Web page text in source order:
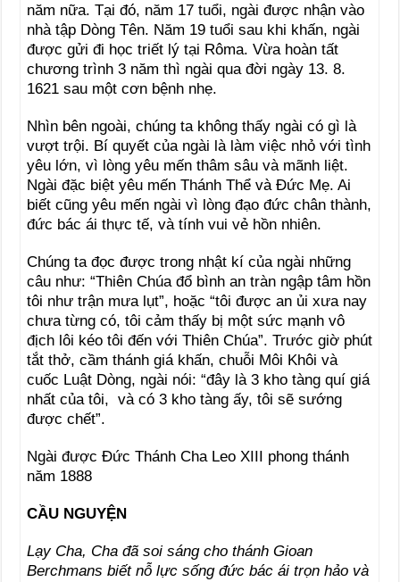
năm nữa. Tại đó, năm 17 tuổi, ngài được nhận vào
nhà tập Dòng Tên. Năm 19 tuổi sau khi khấn, ngài
được gửi đi học triết lý tại Rôma. Vừa hoàn tất
chương trình 3 năm thì ngài qua đời ngày 13. 8.
1621 sau một cơn bệnh nhẹ.
Nhìn bên ngoài, chúng ta không thấy ngài có gì là
vượt trội. Bí quyết của ngài là làm việc nhỏ với tình
yêu lớn, vì lòng yêu mến thâm sâu và mãnh liệt.
Ngài đặc biệt yêu mến Thánh Thể và Đức Mẹ. Ai
biết cũng yêu mến ngài vì lòng đạo đức chân thành,
đức bác ái thực tế, và tính vui vẻ hồn nhiên.
Chúng ta đọc được trong nhật kí của ngài những
câu như: “Thiên Chúa đổ bình an tràn ngập tâm hồn
tôi như trận mưa lụt”, hoặc “tôi được an ủi xưa nay
chưa từng có, tôi cảm thấy bị một sức mạnh vô
địch lôi kéo tôi đến với Thiên Chúa”. Trước giờ phút
tắt thở, cầm thánh giá khấn, chuỗi Môi Khôi và
cuốc Luật Dòng, ngài nói: “đây là 3 kho tàng quí giá
nhất của tôi, và có 3 kho tàng ấy, tôi sẽ sướng
được chết”.
Ngài được Đức Thánh Cha Leo XIII phong thánh
năm 1888
CẦU NGUYỆN
Lạy Cha, Cha đã soi sáng cho thánh Gioan
Berchmans biết nỗ lực sống đức bác ái trọn hảo và